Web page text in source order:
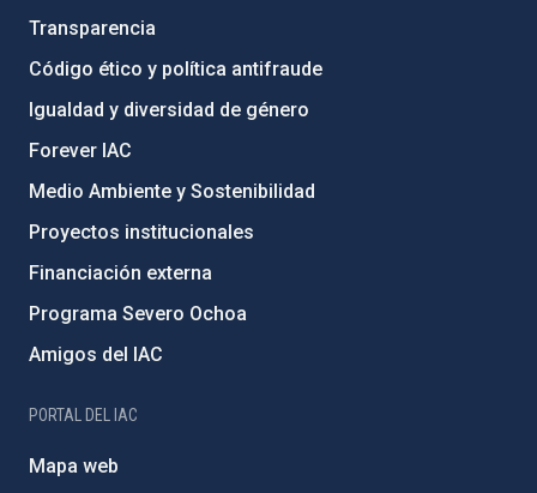
Transparencia
Código ético y política antifraude
Igualdad y diversidad de género
Forever IAC
Medio Ambiente y Sostenibilidad
Proyectos institucionales
Financiación externa
Programa Severo Ochoa
Amigos del IAC
PORTAL DEL IAC
Mapa web